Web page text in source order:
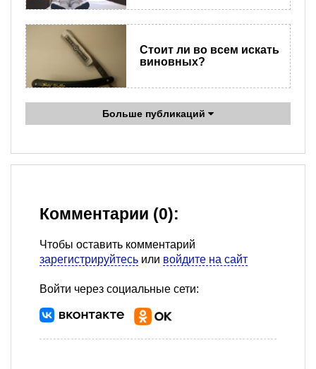
Стоит ли во всем искать
виновных?
Больше публикаций
Комментарии (0):
Чтобы оставить комментарий
зарегистрируйтесь или войдите на сайт
Войти через социальные сети: